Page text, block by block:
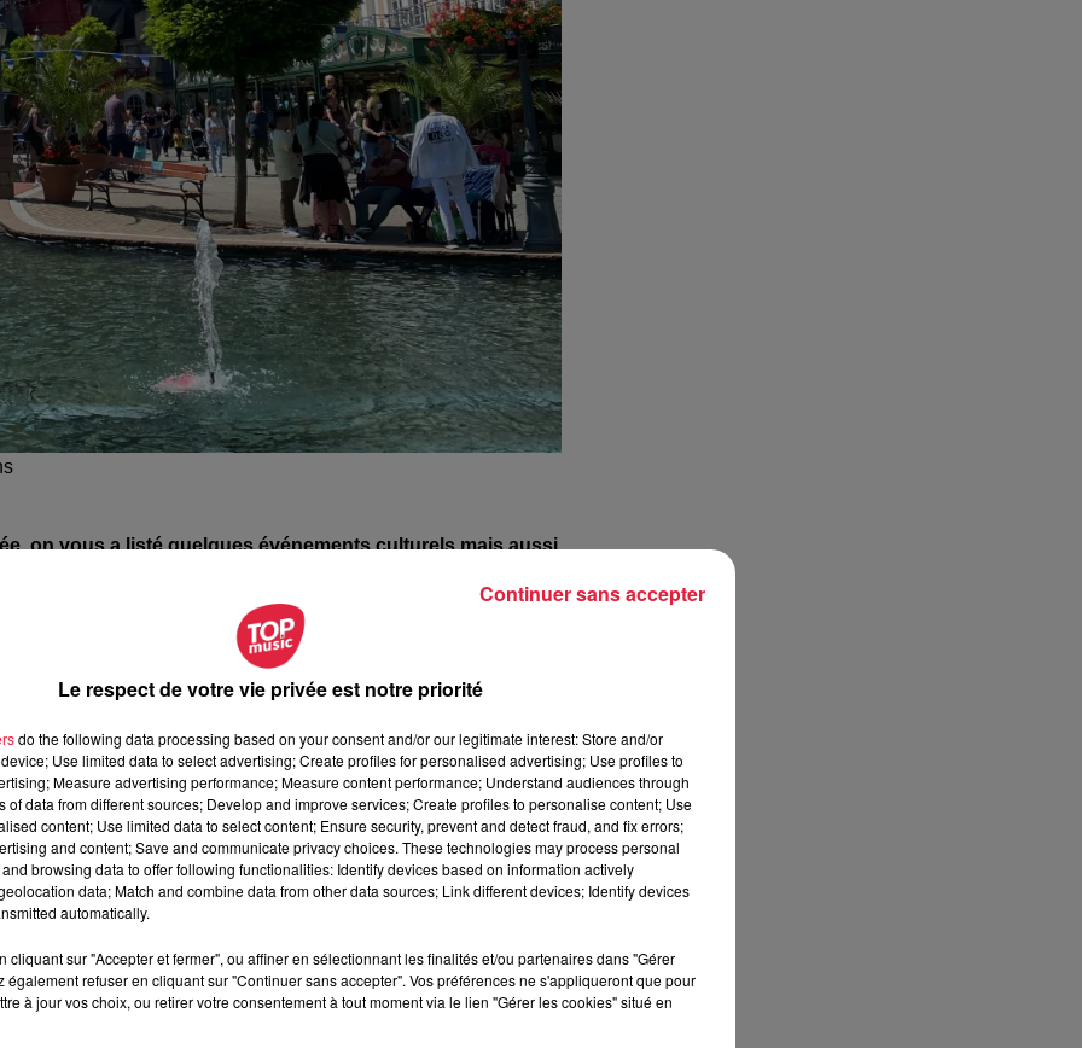
on vous a listé quelques événements culturels mais aussi
bien, le parc d’attractions allemand ne va pas faire les
. On nous promet de nouveaux spectacles,
sur les mascottes du parc, et bien d’autres surprises…
On connait déjà les dates pourDécibulles: la 31èmeédition
de Villé. Pour la programmation, il va falloir encore patienter
Snake, Clara Luciani, Damso, Last Trainentre le 3 et 6 juillet
en Alsace,notamment au Zénith de Strasbourg :Indochine
Garnier(24 mai) ou encoreHelena(19 novembre).
Alsace. On pense déjàau NL Contest, une compétition de
Top Music.La soirée Hexagone MMArevient elle aussi au
de professionnels. Il y aura aussi
Le respect de votre vie privée est notre priorité
do the following data processing based on your consent and/or our legitimate interest: Store and/or
Use limited data to select advertising; Create profiles for personalised advertising; Use profiles to
Measure advertising performance; Measure content performance; Understand audiences through
of data from different sources; Develop and improve services; Create profiles to personalise content; Use
content; Use limited data to select content; Ensure security, prevent and detect fraud, and fix errors;
and content; Save and communicate privacy choices. These technologies may process personal
browsing data to offer following functionalities: Identify devices based on information actively
data; Match and combine data from other data sources; Link different devices; Identify devices
automatically.
cliquant sur "Accepter et fermer", ou affiner en sélectionnant les finalités et/ou partenaires dans "Gérer
également refuser en cliquant sur "Continuer sans accepter". Vos préférences ne s'appliqueront que pour
à jour vos choix, ou retirer votre consentement à tout moment via le lien "Gérer les cookies" situé en
Continuer sans accepter